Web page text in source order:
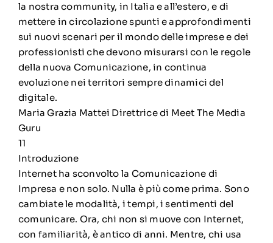
la nostra community, in Italia e all’estero, e di
mettere in circolazione spunti e approfondimenti
sui nuovi scenari per il mondo delle imprese e dei
professionisti che devono misurarsi con le regole
della nuova Comunicazione, in continua
evoluzione nei territori sempre dinamici del
digitale.
Maria Grazia Mattei Direttrice di Meet The Media
Guru
11
Introduzione
Internet ha sconvolto la Comunicazione di
Impresa e non solo. Nulla è più come prima. Sono
cambiate le modalità, i tempi, i sentimenti del
comunicare. Ora, chi non si muove con Internet,
con familiarità, è antico di anni. Mentre, chi usa